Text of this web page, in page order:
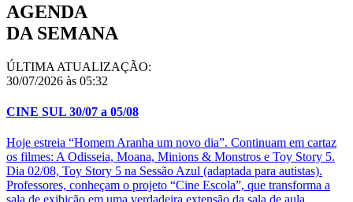
AGENDA
DA SEMANA
ÚLTIMA ATUALIZAÇÃO:
30/07/2026 às 05:32
CINE SUL 30/07 a 05/08
Hoje estreia “Homem Aranha um novo dia”. Continuam em cartaz
os filmes: A Odisseia, Moana, Minions & Monstros e Toy Story 5.
Dia 02/08, Toy Story 5 na Sessão Azul (adaptada para autistas).
Professores, conheçam o projeto “Cine Escola”, que transforma a
sala de exibição em uma verdadeira extensão da sala de aula.